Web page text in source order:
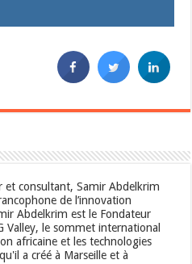
et consultant, Samir Abdelkrim
de l’innovation
Abdelkrim est le Fondateur
Valley, le sommet international
africaine et les technologies
a créé à Marseille et à